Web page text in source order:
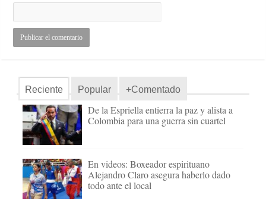
Reciente Popular +Comentado
De la Espriella entierra la paz y alista a
Colombia para una guerra sin cuartel
En videos: Boxeador espirituano
Alejandro Claro asegura haberlo dado
todo ante el local